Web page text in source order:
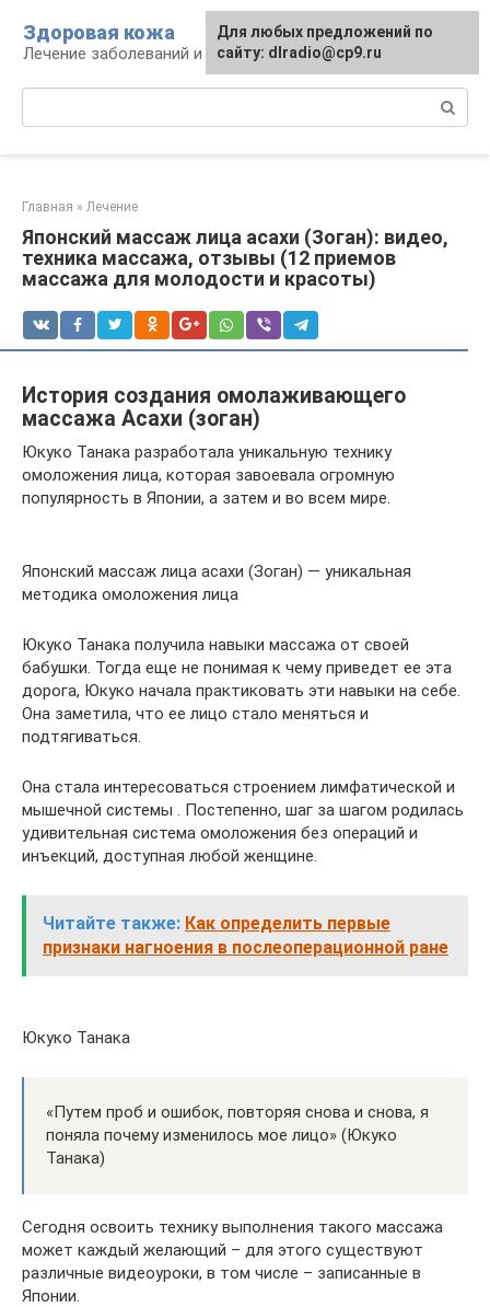
контенту
Здоровая кожа
Лечение заболеваний и уход за кожей
Главная » Лечение
Японский массаж лица асахи (Зоган): видео,
техника массажа, отзывы (12 приемов
массажа для молодости и красоты)
История создания омолаживающего
массажа Асахи (зоган)
Юкуко Танака разработала уникальную технику
омоложения лица, которая завоевала огромную
популярность в Японии, а затем и во всем мире.
Японский массаж лица асахи (Зоган) — уникальная
методика омоложения лица
Юкуко Танака получила навыки массажа от своей
бабушки. Тогда еще не понимая к чему приведет ее эта
дорога, Юкуко начала практиковать эти навыки на себе.
Она заметила, что ее лицо стало меняться и
подтягиваться.
Она стала интересоваться строением лимфатической и
мышечной системы . Постепенно, шаг за шагом родилась
удивительная система омоложения без операций и
инъекций, доступная любой женщине.
Читайте также: Как определить первые
признаки нагноения в послеоперационной ране
Юкуко Танака
«Путем проб и ошибок, повторяя снова и снова, я
поняла почему изменилось мое лицо» (Юкуко
Танака)
Сегодня освоить технику выполнения такого массажа
может каждый желающий – для этого существуют
различные видеоуроки, в том числе – записанные в
Японии.
Для любых предложений по
сайту: dlradio@cp9.ru